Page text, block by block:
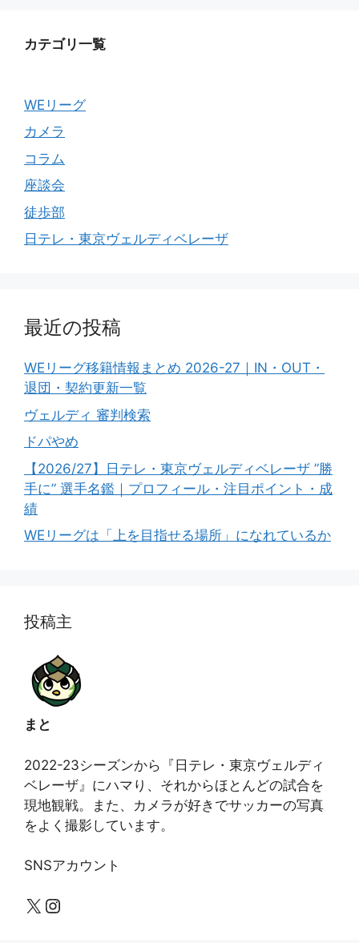
カテゴリ一覧
WEリーグ
カメラ
コラム
座談会
徒歩部
日テレ・東京ヴェルディベレーザ
最近の投稿
WEリーグ移籍情報まとめ 2026-27｜IN・OUT・
退団・契約更新一覧
ヴェルディ 審判検索
ドパやめ
【2026/27】日テレ・東京ヴェルディベレーザ ”勝
手に” 選手名鑑｜プロフィール・注目ポイント・成
績
WEリーグは「上を目指せる場所」になれているか
投稿主
まと
2022-23シーズンから『日テレ・東京ヴェルディ
ベレーザ』にハマり、それからほとんどの試合を
現地観戦。また、カメラが好きでサッカーの写真
をよく撮影しています。
SNSアカウント
X Instagram